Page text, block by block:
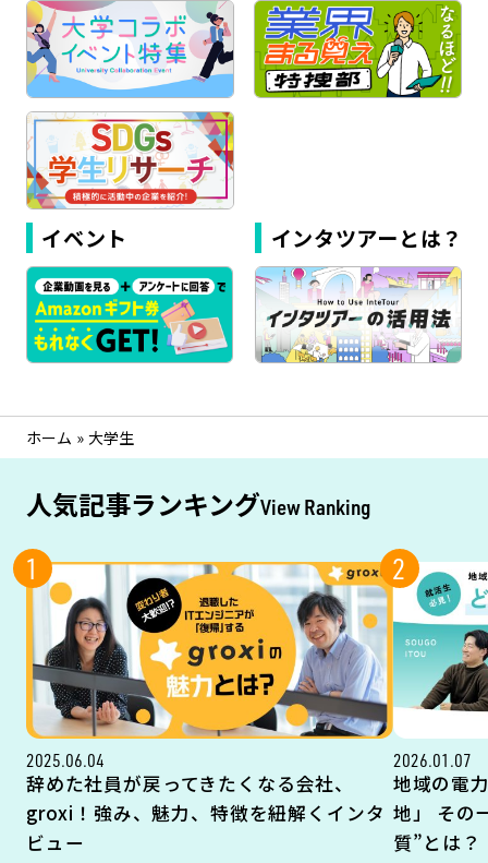
イベント インタツアーとは？
ホーム » 大学生
人気記事ランキングView Ranking
1
2025.06.04
辞めた社員が戻ってきたくなる会社、
groxi！強み、魅力、特徴を紐解くインタ
ビュー
2
2026.01.07
地域の電
地」 その
質”とは？